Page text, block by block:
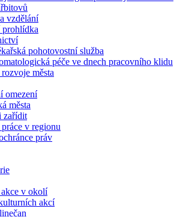
vzdělání
pohotovostní služba
péče ve dnech pracovního klidu
města
omezení
města
zařídit
v regionu
práv
v okolí
akcí